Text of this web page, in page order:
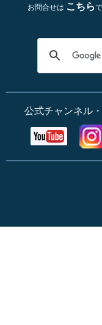
お問合せは こちら
公式チャンネル